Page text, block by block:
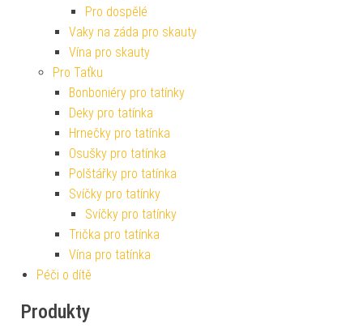
Pro dospělé
Vaky na záda pro skauty
Vína pro skauty
Pro Taťku
Bonboniéry pro tatínky
Deky pro tatínka
Hrnečky pro tatínka
Osušky pro tatínka
Polštářky pro tatínka
Svíčky pro tatínky
Svíčky pro tatínky
Trička pro tatínka
Vína pro tatínka
Péči o dítě
Produkty